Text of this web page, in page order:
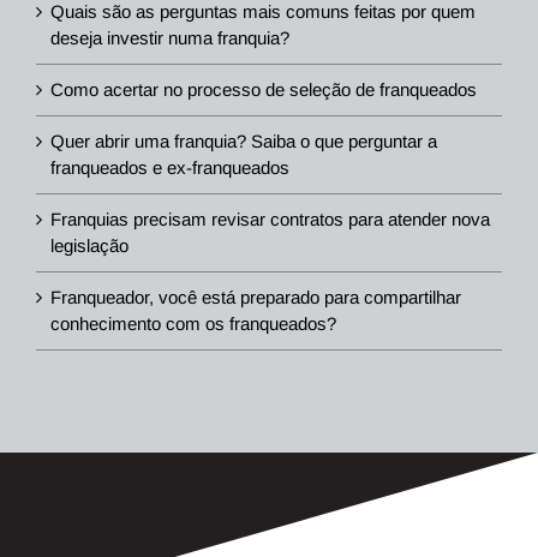
Quais são as perguntas mais comuns feitas por quem
deseja investir numa franquia?
Como acertar no processo de seleção de franqueados
Quer abrir uma franquia? Saiba o que perguntar a
franqueados e ex-franqueados
Franquias precisam revisar contratos para atender nova
legislação
Franqueador, você está preparado para compartilhar
conhecimento com os franqueados?